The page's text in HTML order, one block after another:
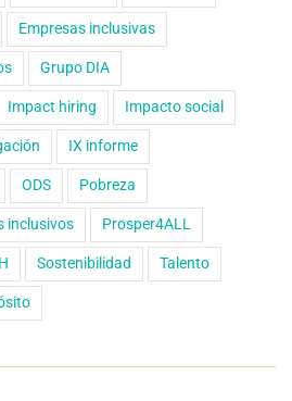
Empresas inclusivas
Grupo DIA
Impact hiring Impacto social
IX informe
ODS Pobreza
inclusivos Prosper4ALL
Sostenibilidad Talento